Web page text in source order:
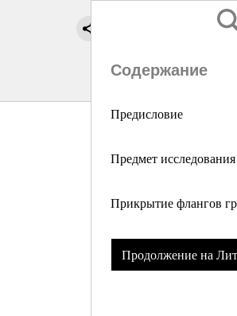
Содержание
Предисловие
Предмет исследования
Прикрытие флангов
Продолжение на